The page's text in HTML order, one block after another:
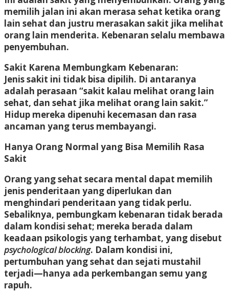
memilih jalan ini akan merasa sehat ketika orang
lain sehat dan justru merasakan sakit jika melihat
orang lain menderita. Kebenaran selalu membawa
penyembuhan.
Sakit Karena Membungkam Kebenaran:
Jenis sakit ini tidak bisa dipilih. Di antaranya
adalah perasaan “sakit kalau melihat orang lain
sehat, dan sehat jika melihat orang lain sakit.”
Hidup mereka dipenuhi kecemasan dan rasa
ancaman yang terus membayangi.
Hanya Orang Normal yang Bisa Memilih Rasa
Sakit
Orang yang sehat secara mental dapat memilih
jenis penderitaan yang diperlukan dan
menghindari penderitaan yang tidak perlu.
Sebaliknya, pembungkam kebenaran tidak berada
dalam kondisi sehat; mereka berada dalam
keadaan psikologis yang terhambat, yang disebut
psychological blocking. Dalam kondisi ini,
pertumbuhan yang sehat dan sejati mustahil
terjadi—hanya ada perkembangan semu yang
rapuh.